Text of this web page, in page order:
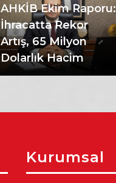
AHKİB Ekim Raporu:
İhracatta Rekor
Artış, 65 Milyon
Dolarlık Hacim
Kurumsal